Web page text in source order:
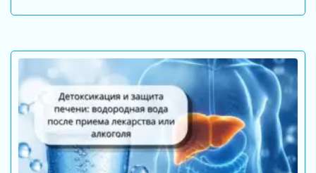
воде молекулы водорода не вступают в химическую